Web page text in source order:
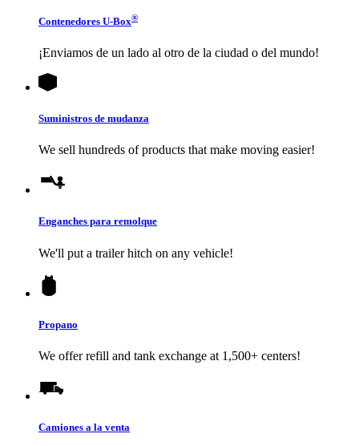
Contenedores U-Box®
¡Enviamos de un lado al otro de la ciudad o del mundo!
Suministros de mudanza
We sell hundreds of products that make moving easier!
Enganches para remolque
We'll put a trailer hitch on any vehicle!
Propano
We offer refill and tank exchange at 1,500+ centers!
Camiones a la venta